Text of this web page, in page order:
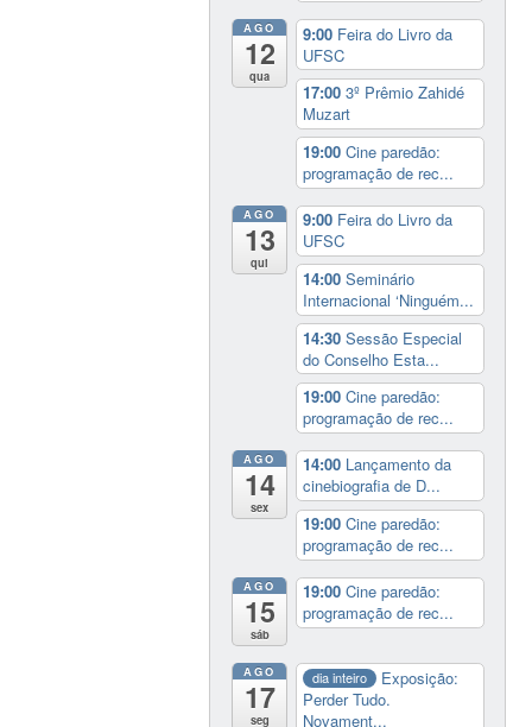
AGO
12
qua
9:00 Feira do Livro da
UFSC
17:003º Prêmio Zahidé
Muzart
19:00Cine paredão:
programação de rec...
AGO
13
qui
9:00 Feira do Livro da
UFSC
14:00Seminário
Internacional ‘Ninguém...
14:30Sessão Especial
do Conselho Esta...
19:00Cine paredão:
programação de rec...
AGO
14
sex
14:00 Lançamento da
cinebiografia de D...
19:00Cine paredão:
programação de rec...
AGO
15
sáb
19:00Cine paredão:
programação de rec...
AGO
17
seg
dia inteiro
Exposição:
Perder Tudo.
Novament...